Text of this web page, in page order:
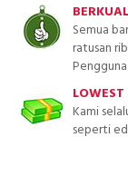
Semua
ratusan
LOWEST
Kami
seperti